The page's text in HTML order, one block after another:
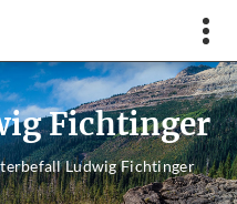
Fichtinger
Ludwig Fichtinger